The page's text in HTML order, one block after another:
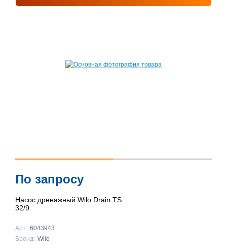
По запросу
Насос дренажный Wilo Drain TS
32/9
Арт: 6043943
Бренд: Wilo